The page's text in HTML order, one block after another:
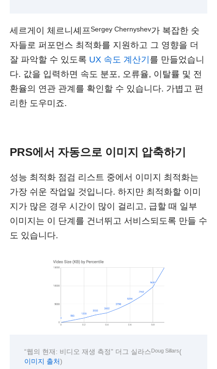
세르게이 체르니셰프Sergey Chernyshev가 복잡한 숫
자들로 퍼포먼스 최적화를 지원하고 그 영향을 더
잘 파악할 수 있도록 UX 속도 계산기 를 만들었습니
다. 값을 입력하면 속도 분포, 오류율, 이탈률 및 전
환율의 연관 관계를 확인할 수 있습니다. 가볍고 편
리한 도우미죠.
PRS에서 자동으로 이미지 압축하기
성능 최적화 점검 리스트 중에서 이미지 최적화는
가장 쉬운 작업일 것입니다. 하지만 최적화할 이미
지가 많은 경우 시간이 많이 걸리고, 급할 때 일부
이미지는 이 단계를 건너뛰고 서비스되도록 만들 수
도 있습니다.
“웹의 현재: 비디오 재생 측정” 더그 실라스Doug Sillars(
이미지 출처)